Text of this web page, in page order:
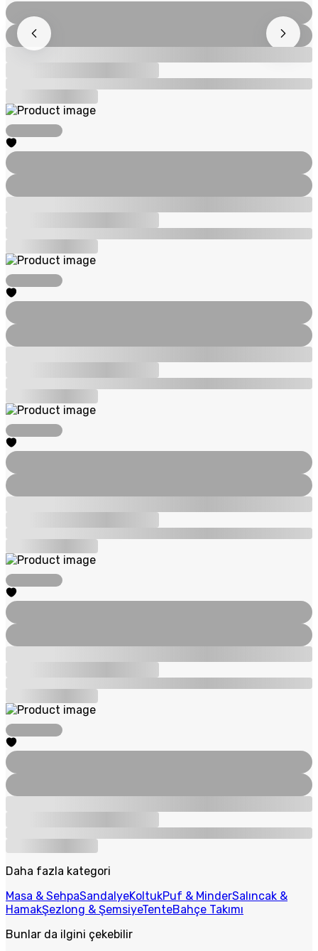
Daha fazla kategori
Masa & SehpaSandalyeKoltukPuf & MinderSalıncak &
HamakŞezlong & ŞemsiyeTenteBahçe Takımı
Bunlar da ilgini çekebilir